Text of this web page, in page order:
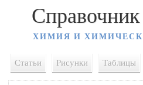
ХИМИЯ И
Статьи Рисунки Таблицы